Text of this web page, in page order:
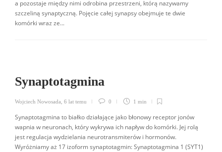
a pozostaje między nimi odrobina przestrzeni, którą nazywamy
szczeliną synaptyczną. Pojęcie całej synapsy obejmuje te dwie
komórki wraz ze...
Synaptotagmina
Wojciech Nowosada 6 lat temu 0 1 min
Synaptotagmina to białko działające jako błonowy receptor jonów
wapnia w neuronach, który wykrywa ich napływ do komórki. Jej rolą
jest regulacja wydzielania neurotransmiterów i hormonów.
Wyróżniamy aż 17 izoform synaptotagmin: Synaptotagmina 1 (SYT1)